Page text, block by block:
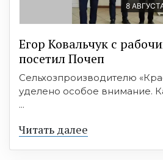
8
Егор Ковальчук с
посетил Почеп
Сельхозпроизводителю
уделено особое внимание.
...
Читать далее